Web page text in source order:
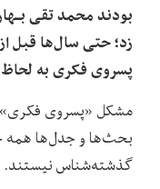
بودند محمد تقی
زد؛ حتی سال‌ها قبل
پسروی فکری به لحاظ‌
مشکل «پسروی
بحث‌ها و جدل‌ها همه
گذشته‌شناس نیستند.